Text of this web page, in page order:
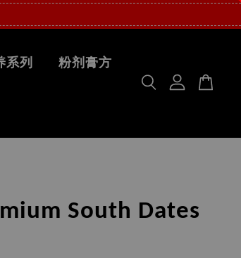
系列 粉剂膏方
South Dates